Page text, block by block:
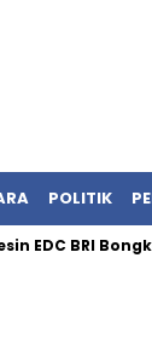
POLITIK
BRI Bongkar